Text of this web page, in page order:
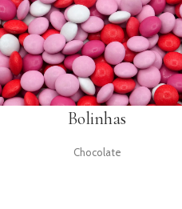
Bolinhas
Chocolate